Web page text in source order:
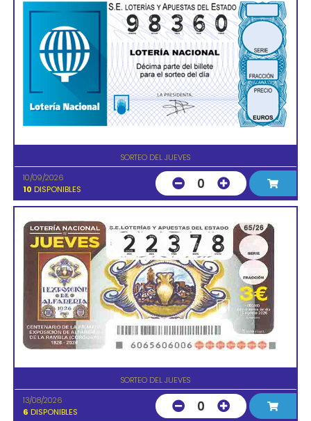
SORTEO DEL JUEVES
10/09/2026
10 DISPONIBLES 0
SORTEO DEL JUEVES
13/08/2026
6 DISPONIBLES 0